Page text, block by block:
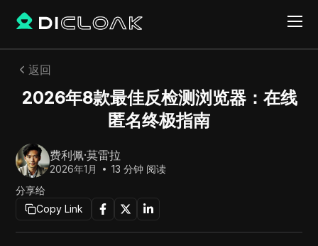
返回
2026年8款最佳反检测浏览器：在线
匿名终极指南
费利佩·莫雷拉
2026年1月 13 分钟 阅读
分享给
Copy Link